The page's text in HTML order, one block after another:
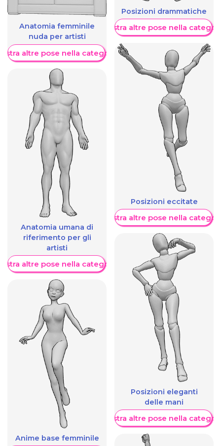
Anatomia femminile
nuda per artisti
altre pose nella categoria
Anatomia umana di
riferimento per gli
artisti
altre pose nella categoria
Anime base femminile
Posizioni drammatiche
Mostra altre pose nella
Posizioni eccitate
Mostra altre pose nella
Posizioni eleganti
delle mani
Mostra altre pose nella